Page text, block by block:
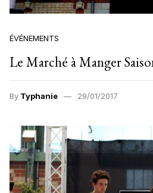
ÉVÉNEMENTS
Le Marché à Manger
By Typhanie 29/01/2017